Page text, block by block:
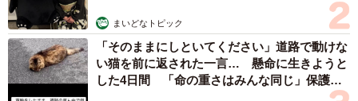
まいどなトピック
「そのままにしといてください」道路で動けな
い猫を前に返された一言… 懸命に生きようと
した4日間 「命の重さはみんな同じ」保護団